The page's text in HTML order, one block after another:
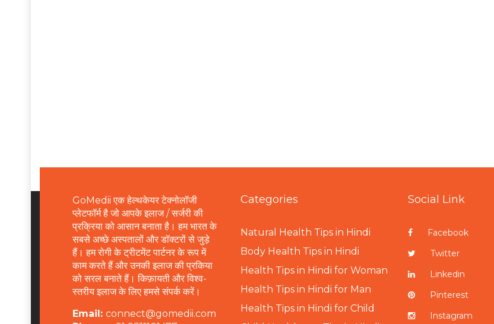
GoMedii एक हेल्थकेयर टेक्नोलॉजी
प्लेटफॉर्म है जो आपके इलाज / सर्जरी की
प्रक्रिया को आसान बनाता है। हम भारत के
सबसे अच्छे अस्पतालों और डॉक्टरों से जुड़े
हैं। हम रोगी के ट्रीटमेंट पार्टनर के रूप में
काम करते हैं और उनकी इलाज की प्रकिया
को सरल बनाते हैं। किफ़ायती और विश्व-
स्तरीय इलाज के लिए हमसे संपर्क करें।
Email: connect@gomedii.com
Categories
Natural Health Tips in Hindi
Body Health Tips in Hindi
Health Tips in Hindi for Woman
Health Tips in Hindi for Man
Health Tips in Hindi for Child
Social Link
Facebook
Twitter
Linkedin
Pinterest
Instagram